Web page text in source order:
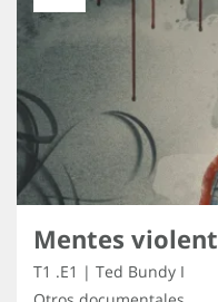
T1 .E1 | Ted Bundy I